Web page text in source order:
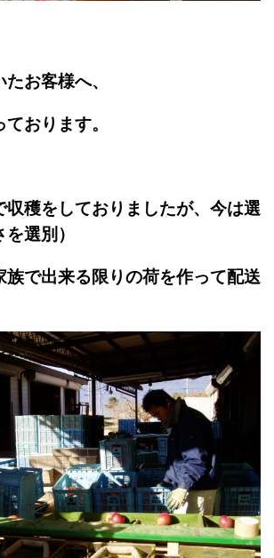
お客様へ、
おります。
収穫をしておりましたが、今は選
選別）
族で出来る限りの荷を作って配送